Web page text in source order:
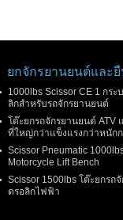
ยกจักรยานยนต์และ
1000lbs Scissor CE 1 กระ
ลิกสำหรับรถจักรยานยนต์
โต๊ะยกรถจักรยานยนต์ ATV
ที่ใหญ่กว่าแข็งแรงกว่าหนัก
Scissor Pneumatic
Motorcycle Lift Bench
Scissor 1500lbs โต๊ะยกรถ
ดรอลิกไฟฟ้า